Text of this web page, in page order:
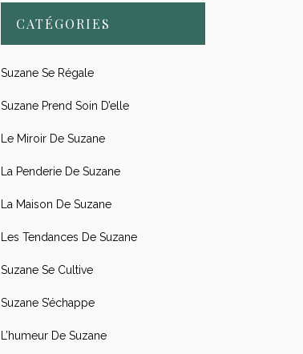
CATÉGORIES
Suzane Se Régale
Suzane Prend Soin D’elle
Le Miroir De Suzane
La Penderie De Suzane
La Maison De Suzane
Les Tendances De Suzane
Suzane Se Cultive
Suzane S’échappe
L’humeur De Suzane